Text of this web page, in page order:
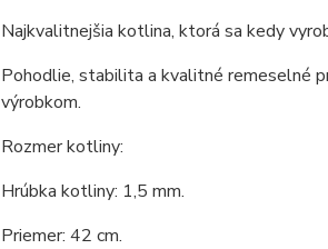
Najkvalitnejšia kotlina, ktorá sa kedy
Pohodlie, stabilita a kvalitné remeselné
výrobkom.
Rozmer kotliny:
Hrúbka kotliny: 1,5 mm.
Priemer: 42 cm.